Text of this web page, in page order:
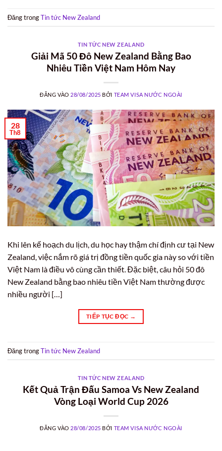
Đăng trongTin tức New Zealand
TIN TỨC NEW ZEALAND
Giải Mã 50 Đô New Zealand Bằng Bao
Nhiêu Tiền Việt Nam Hôm Nay
ĐĂNG VÀO 28/08/2025 BỞI TEAM VISA NƯỚC NGOÀI
28
Th8
Khi lên kế hoạch du lịch, du học hay thậm chí định cư tại New
Zealand, việc nắm rõ giá trị đồng tiền quốc gia này so với tiền
Việt Nam là điều vô cùng cần thiết. Đặc biệt, câu hỏi 50 đô
New Zealand bằng bao nhiêu tiền Việt Nam thường được
nhiều người […]
TIẾP TỤC ĐỌC →
Đăng trongTin tức New Zealand
TIN TỨC NEW ZEALAND
Kết Quả Trận Đấu Samoa Vs New Zealand
Vòng Loại World Cup 2026
ĐĂNG VÀO 28/08/2025 BỞI TEAM VISA NƯỚC NGOÀI